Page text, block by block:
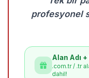
profesyonel
Alan Adı
.com.tr / .tr
dahil!